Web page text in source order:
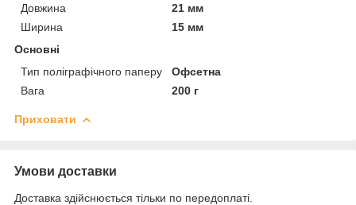
Довжина
21 мм
Ширина
15 мм
Основні
Тип поліграфічного паперу
Офсетна
Вага
200 г
Приховати
Умови доставки
Доставка здійснюється тільки по передоплаті.